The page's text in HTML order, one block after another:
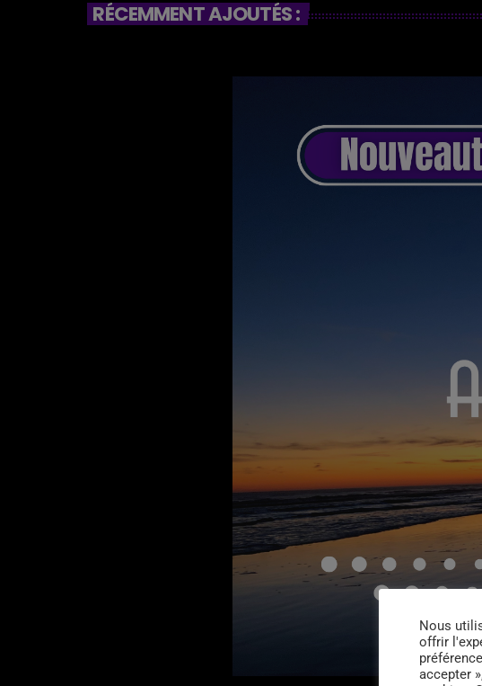
RÉCEMMENT AJOUTÉS :
Nous
offrir
accepter